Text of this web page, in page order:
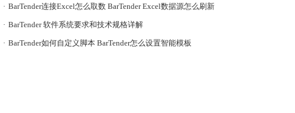
· BarTender连接Excel怎么取数 BarTender Excel数据源怎么刷新
· BarTender 软件系统要求和技术规格详解
· BarTender如何自定义脚本 BarTender怎么设置智能模板